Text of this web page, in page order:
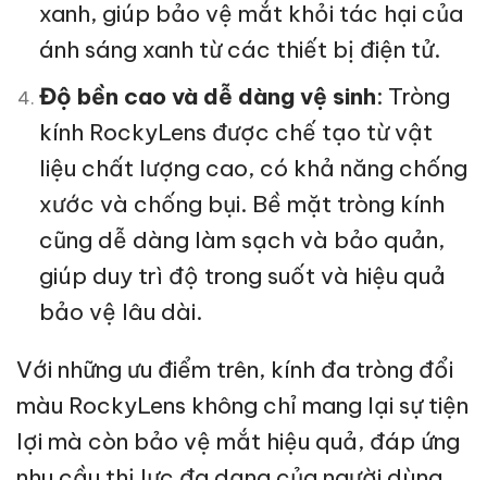
xanh, giúp bảo vệ mắt khỏi tác hại của
ánh sáng xanh từ các thiết bị điện tử.
Độ bền cao và dễ dàng vệ sinh: Tròng
kính RockyLens được chế tạo từ vật
liệu chất lượng cao, có khả năng chống
xước và chống bụi. Bề mặt tròng kính
cũng dễ dàng làm sạch và bảo quản,
giúp duy trì độ trong suốt và hiệu quả
bảo vệ lâu dài.
Với những ưu điểm trên, kính đa tròng đổi
màu RockyLens không chỉ mang lại sự tiện
lợi mà còn bảo vệ mắt hiệu quả, đáp ứng